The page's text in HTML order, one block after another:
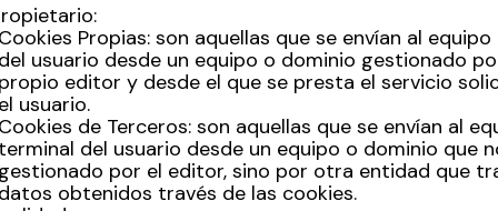
Propias: son aquellas que se envían al
usuario desde un equipo o dominio gestionado
editor y desde el que se presta el servicio
usuario.
de Terceros: son aquellas que se envían al
del usuario desde un equipo o dominio que
por el editor, sino por otra entidad que
obtenidos través de las cookies.